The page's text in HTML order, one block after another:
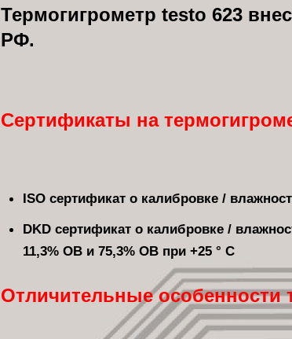
Термогигрометр testo 623
РФ.
Сертификаты на
ISO сертификат о калибровке /
DKD сертификат о калибровке /
11,3% ОВ и 75,3% ОВ при +25 ° C
Отличительные особенности